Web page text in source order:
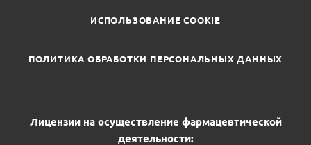
ИСПОЛЬЗОВАНИЕ COOKIE
ПОЛИТИКА ОБРАБОТКИ ПЕРСОНАЛЬНЫХ ДАННЫХ
Лицензии на осуществление фармацевтической
деятельности: